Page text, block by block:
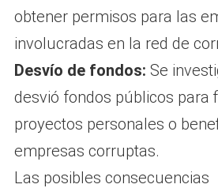
obtener permisos para las
involucradas en la red de
Desvío de fondos: Se
desvió fondos públicos para
proyectos personales o
empresas corruptas.
Las posibles consecuencias